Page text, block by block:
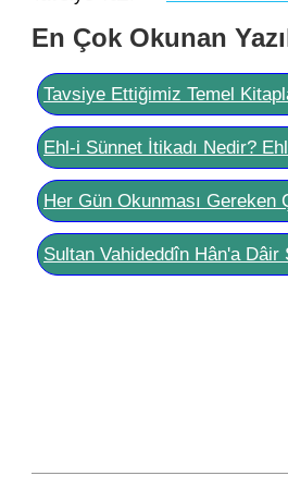
En Çok Okunan
Tavsiye Ettiğimiz Temel
Ehl-i Sünnet İtikadı Nedir?
Her Gün Okunması Gereken
Sultan Vahideddîn Hân'a Dâir